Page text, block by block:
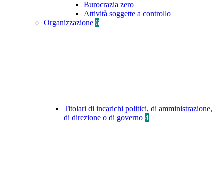
Burocrazia zero
Attività soggette a controllo
Organizzazione 6
Titolari di incarichi politici, di amministrazione,
di direzione o di governo 4